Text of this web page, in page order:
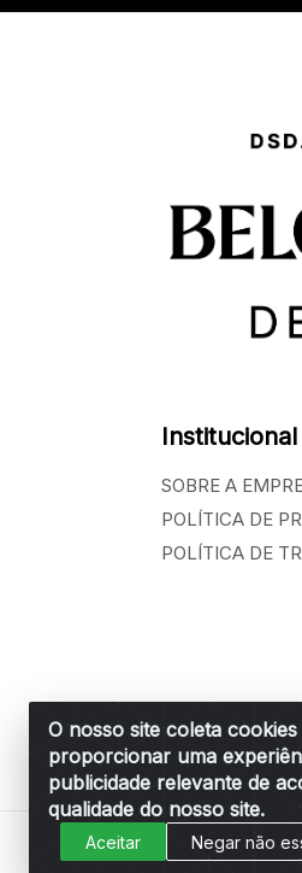
O nosso site coleta
proporcionar uma
publicidade relevante de
qualidade do nosso site.
Aceitar Negar não
Institucional
SOBRE A
POLÍTICA DE
POLÍTICA DE
Belchior